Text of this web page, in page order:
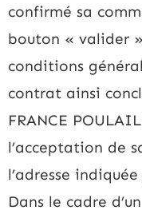
confirmé sa
bouton « valider
conditions
contrat ainsi
FRANCE
l’acceptation de
l’adresse
Dans le cadre